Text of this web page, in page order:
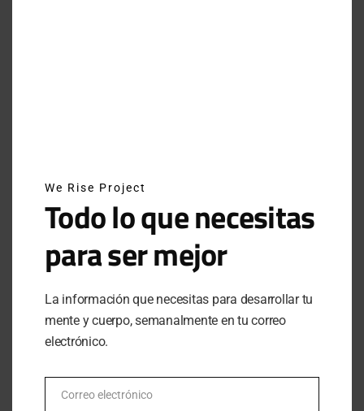
SUSCRÍBETE A NUESTRO NEWSLETTER
SUBSCRIBE
estas de acuerdo con nuestros términos de uso respecto al
almacenamiento de información enviada por esta forma.
We Rise Project
Todo lo que necesitas
para ser mejor
La información que necesitas para desarrollar tu
mente y cuerpo, semanalmente en tu correo
electrónico.
EmailCorreo electrónico